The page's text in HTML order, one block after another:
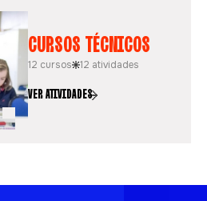
CURSOS TÉCNICOS
12 cursos 12 atividades
VER ATIVIDADES